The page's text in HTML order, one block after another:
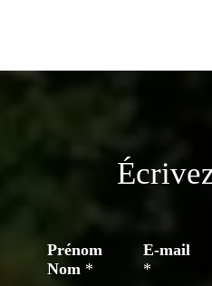
Prénom
Nom *
E-mail
*